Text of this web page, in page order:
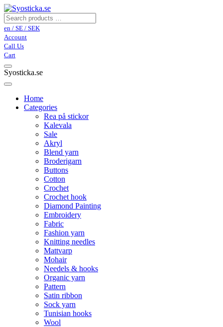
en / SE / SEK
Account
Call Us
Cart
Syosticka.se
Home
Categories
Rea på stickor
Kalevala
Sale
Akryl
Blend yarn
Broderigarn
Buttons
Cotton
Crochet
Crochet hook
Diamond Painting
Embroidery
Fabric
Fashion yarn
Knitting needles
Mattvarp
Mohair
Needels & hooks
Organic yarn
Pattern
Satin ribbon
Sock yarn
Tunisian hooks
Wool